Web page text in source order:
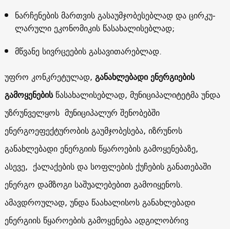
ნარ­ჩე­ნე­ბის მარ­თვის გა­სა­უმ­ჯო­ბე­სებ­ლად და ცირ­კუ­
ლა­რუ­ლი ეკო­ნო­მი­კის წა­სა­ხა­ლისებ­ლად;
მწვა­ნე სივ­რცე­ე­ბის გა­სა­ვი­თა­რებ­ლად.
უფრო კონკრეტულად, განახლებადი ენერგიების
გამოყენებისწასახალისებლად, მუნიციპალიტეტმა უნდა
უზრუნველყოს მუნიციპალურ შენობებში
ენერგოეფექტურობის გაუმჯობესება, იზრუნოს
განახლებადი ენერგიის წყაროების გამოყენებაზე,
ასევე, ქალაქების და სოფლების ქუჩების განათებაში
ენერგო დამზოგი საშუალებებით გამოიყენოს.
ამავდროულად, უნდა წაახალისოს განახლებადი
ენერგიის წყაროების გამოყენება ადგილობრივ